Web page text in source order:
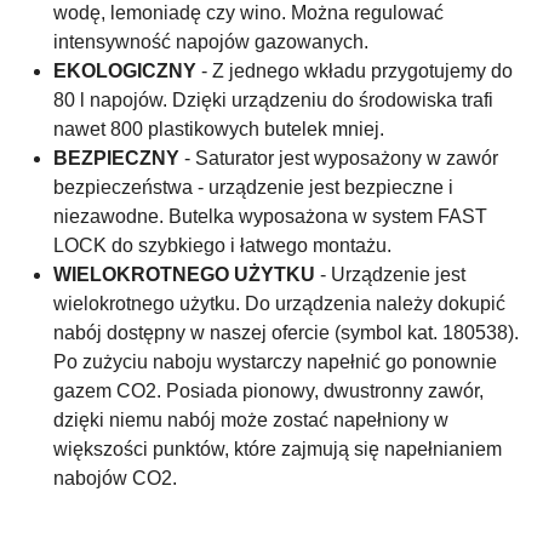
wodę, lemoniadę czy wino. Można regulować
intensywność napojów gazowanych.
EKOLOGICZNY - Z jednego wkładu przygotujemy do
80 l napojów. Dzięki urządzeniu do środowiska trafi
nawet 800 plastikowych butelek mniej.
BEZPIECZNY - Saturator jest wyposażony w zawór
bezpieczeństwa - urządzenie jest bezpieczne i
niezawodne. Butelka wyposażona w system FAST
LOCK do szybkiego i łatwego montażu.
WIELOKROTNEGO UŻYTKU - Urządzenie jest
wielokrotnego użytku. Do urządzenia należy dokupić
nabój dostępny w naszej ofercie (symbol kat. 180538).
Po zużyciu naboju wystarczy napełnić go ponownie
gazem CO2. Posiada pionowy, dwustronny zawór,
dzięki niemu nabój może zostać napełniony w
większości punktów, które zajmują się napełnianiem
nabojów CO2.